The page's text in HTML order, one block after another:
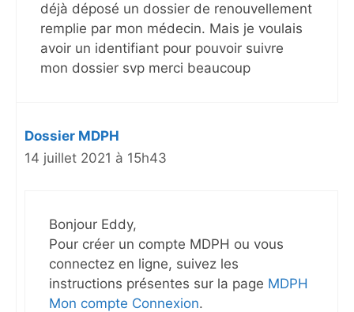
déjà déposé un dossier de renouvellement
remplie par mon médecin. Mais je voulais
avoir un identifiant pour pouvoir suivre
mon dossier svp merci beaucoup
Dossier MDPH
14 juillet 2021 à 15h43
Bonjour Eddy,
Pour créer un compte MDPH ou vous
connectez en ligne, suivez les
instructions présentes sur la page MDPH
Mon compte Connexion.